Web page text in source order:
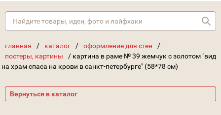
главная / каталог / оформление для стен
/
постеры, картины
/ картина в раме № 39 жемчук с золотом "вид
на храм спаса на крови в санкт-петербурге" (58*78 см)
Вернуться в каталог